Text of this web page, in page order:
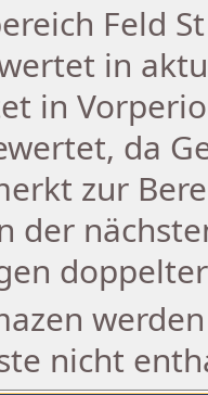
Feld
in
in
da
zur
der
nicht